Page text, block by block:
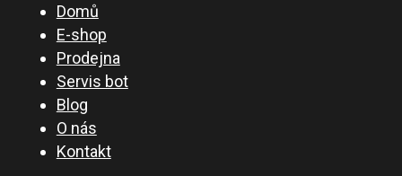
Domů
E-shop
Prodejna
Servis bot
Blog
O nás
Kontakt